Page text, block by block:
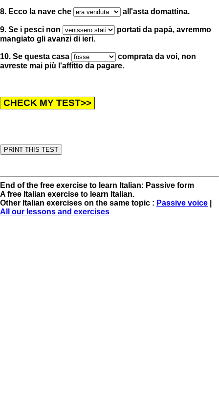
8. Ecco la nave che all'asta domattina.
9. Se i pesci non
portati da papà, avremmo
mangiato gli avanzi di ieri.
10. Se questa casa
comprata da voi, non
avreste mai più l'affitto da pagare.
End of the free exercise to learn Italian: Passive form
A free Italian exercise to learn Italian.
Other Italian exercises on the same topic : Passive voice
All our lessons and exercises